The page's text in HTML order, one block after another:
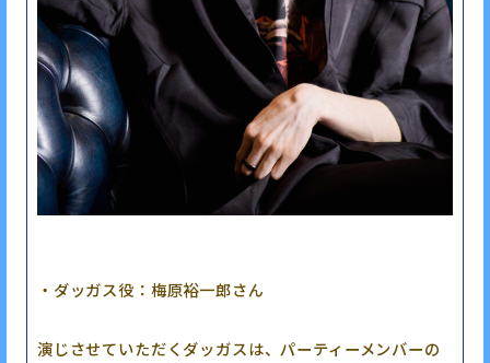
・ダッガス役：梅原裕一郎さん
演じさせていただくダッガスは、パーティーメンバーの